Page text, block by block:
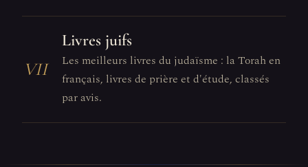
VII
Livres juifs
Les meilleurs livres du judaïsme : la Torah en
français, livres de prière et d'étude, classés
par avis.